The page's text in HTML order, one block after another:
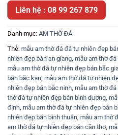
Liên hệ : 08 99 267 879
Danh mục: AM THỜ ĐÁ
Thẻ: mẫu am thờ đá đá tự nhiên đẹp
nhiên đẹp bán an giang mẫu am thờ
mẫu am thờ đá tự nhiên đẹp bán bắc
bán bắc kạn mẫu am thờ đá tự nhiên
nhiên đẹp bán bắc ninh mẫu am thờ
thờ đá tự nhiên đẹp bán bình dương
định mẫu am thờ đá tự nhiên đẹp bán
nhiên đẹp bán bình thuận mẫu am thờ
am thờ đá tự nhiên đẹp bán cần thơ,